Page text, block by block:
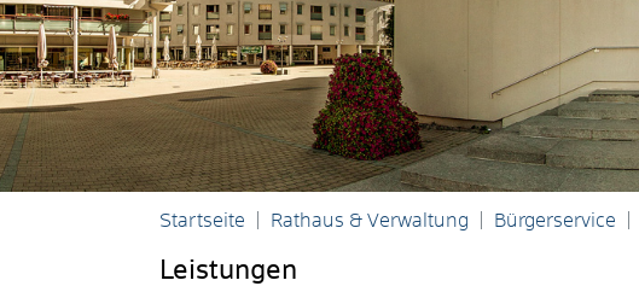
Startseite Rathaus & Verwaltung Bürgerservice
Leistungen